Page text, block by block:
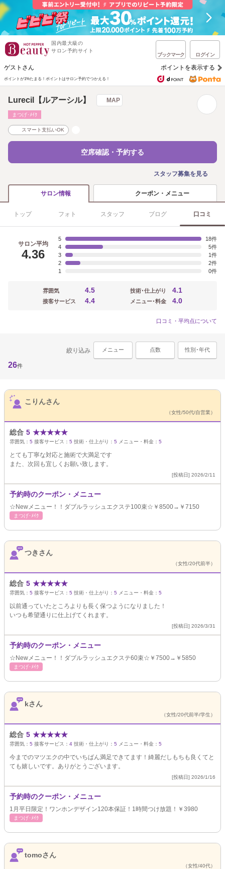
国内最大級の
サロン予約サイト
ブックマーク ログイン
ゲストさん ポイントを表示する
ポイントが1%たまる！ ポイントはサロン予約でつかえる！
Lurecil【ルアーシル】 MAP
まつげ･ﾒｲｸ
スマート支払いOK
空席確認・予約する
スタッフ募集を見る
サロン情報 クーポン・メニュー
トップ フォト スタッフ ブログ 口コミ
サロン平均
4.36
5
18
4
5
3
1
2
2
1
0
雰囲気 4.5
接客サービス 4.4
技術･仕上がり 4.1
メニュー･料金 4.0
口コミ・平均点について
絞り込み メニュー 点数 性別･年代
26件
サロンPick Up
こりんさん
（女性/50代/自営業）
総合 5 ★★★★★
雰囲気： 5 接客サービス： 5 技術・仕上がり： 5 メニュー・料金： 5
とても丁寧な対応と施術で大満足です
また、次回も宜しくお願い致します。
[投稿日] 2026/2/11
予約時のクーポン・メニュー
☆Newメニュー！！ダブルラッシュエクステ100束☆￥8500→￥7150
まつげ･ﾒｲｸ
つきさん
（女性/20代前半）
総合 5 ★★★★★
雰囲気： 5 接客サービス： 5 技術・仕上がり： 5 メニュー・料金： 5
以前通っていたところよりも長く保つようになりました！
いつも希望通りに仕上げてくれます。
[投稿日] 2026/3/31
予約時のクーポン・メニュー
☆Newメニュー！！ダブルラッシュエクステ60束☆￥7500→￥5850
まつげ･ﾒｲｸ
kさん
（女性/20代前半/学生）
総合 5 ★★★★★
雰囲気： 5 接客サービス： 4 技術・仕上がり： 5 メニュー・料金： 5
今までのマツエクの中でいちばん満足できてます！綺麗だしもちも良くてと
ても嬉しいです。ありがとうございます。
[投稿日] 2026/1/16
予約時のクーポン・メニュー
1月平日限定！ワンホンデザイン120本保証！1時間つけ放題！￥3980
まつげ･ﾒｲｸ
tomoさん
（女性/40代）